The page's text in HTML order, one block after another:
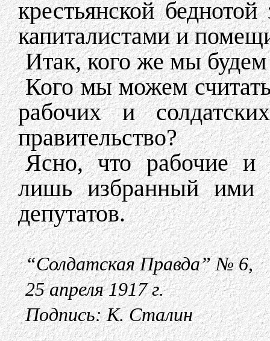
крестьянской
капиталистами и
Итак, кого же мы
Кого мы можем
рабочих и
правительство?
Ясно, что рабочие и
лишь избранный ими
депутатов.
“Солдатская Правда” № 6,
25 апреля 1917 г.
Подпись: К. Сталин